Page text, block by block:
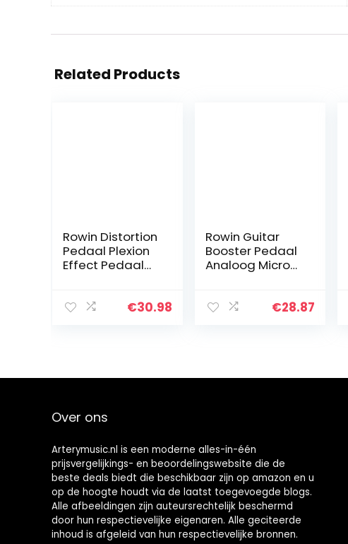
Related Products
Rowin Distortion
Pedaal Plexion
Effect Pedaal
en normale€30.98
Rowin Guitar
Booster Pedaal
Analoog Micro
Gitaar Pure €28.87
Over ons
Arterymusic.nl is een moderne alles-in-één
prijsvergelijkings- en beoordelingswebsite die de
beste deals biedt die beschikbaar zijn op amazon en u
op de hoogte houdt via de laatst toegevoegde blogs.
Alle afbeeldingen zijn auteursrechtelijk beschermd
door hun respectievelijke eigenaren. Alle geciteerde
inhoud is afgeleid van hun respectievelijke bronnen.